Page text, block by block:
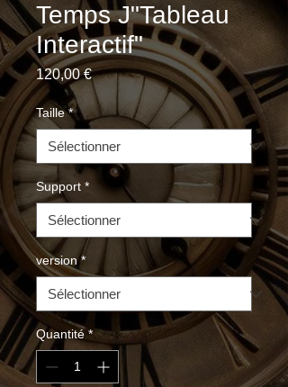
Temps J"Tableau
Interactif"
120,00 €Prix
Taille *
Support *
version *
Quantité *